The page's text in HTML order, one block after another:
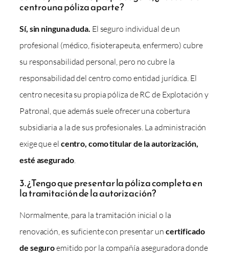
centro una póliza aparte?
Sí, sin ninguna duda. El seguro individual de un
profesional (médico, fisioterapeuta, enfermero) cubre
su responsabilidad personal, pero no cubre la
responsabilidad del centro como entidad jurídica. El
centro necesita su propia póliza de RC de Explotación y
Patronal, que además suele ofrecer una cobertura
subsidiaria a la de sus profesionales. La administración
exige que el centro, como titular de la autorización,
esté asegurado.
3. ¿Tengo que presentar la póliza completa en
la tramitación de la autorización?
Normalmente, para la tramitación inicial o la
renovación, es suficiente con presentar un certificado
de seguroemitido por la compañía aseguradora donde